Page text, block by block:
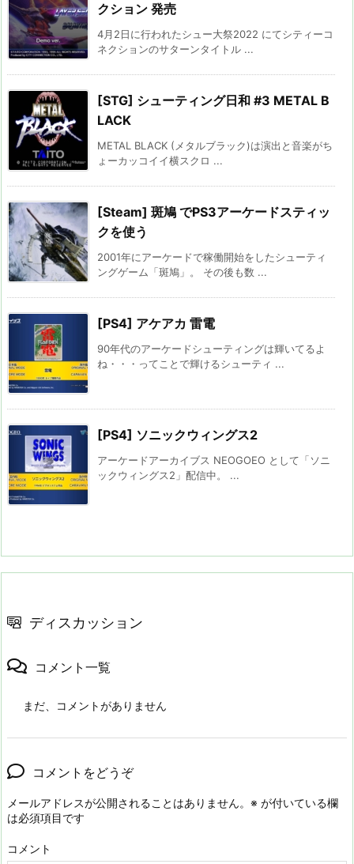
クション 発売
4月2日に行われたシュー大祭2022 にてシティーコ
ネクションのサターンタイトル ...
[STG] シューティング日和 #3 METAL B
LACK
METAL BLACK (メタルブラック)は演出と音楽がち
ょーカッコイイ横スクロ ...
[Steam] 斑鳩 でPS3アーケードスティッ
クを使う
2001年にアーケードで稼働開始をしたシューティ
ングゲーム「斑鳩」。 その後も数 ...
[PS4] アケアカ 雷電
90年代のアーケードシューティングは輝いてるよ
ね・・・ってことで輝けるシューティ ...
[PS4] ソニックウィングス2
アーケードアーカイブス NEOGOEO として「ソニ
ックウィングス2」配信中。 ...
ディスカッション
コメント一覧
まだ、コメントがありません
コメントをどうぞ
メールアドレスが公開されることはありません。 ※ が付いている欄
は必須項目です
コメント